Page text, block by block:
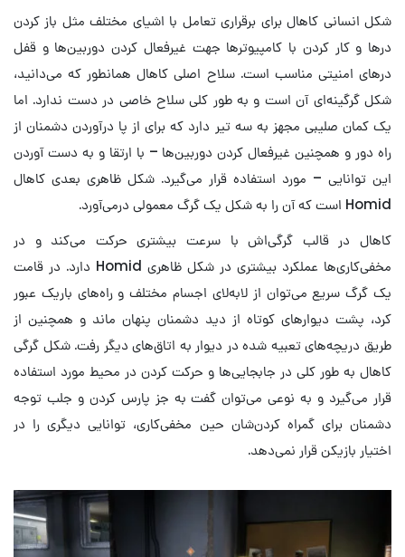
شکل انسانی کاهال برای برقراری تعامل با اشیای مختلف مثل باز کردن
درها و کار کردن با کامپیوترها جهت غیرفعال کردن دوربین‌ها و قفل
درهای امنیتی مناسب است. سلاح اصلی کاهال همانطور که می‌دانید،
شکل گرگینه‌ای آن است و به طور کلی سلاح خاصی در دست ندارد. اما
یک کمان صلیبی مجهز به سه تیر دارد که برای از پا درآوردن دشمنان از
راه دور و همچنین غیرفعال کردن دوربین‌ها – با ارتقا و به دست آوردن
این توانایی – مورد استفاده قرار می‌گیرد. شکل ظاهری بعدی کاهال
Homid است که آن را به شکل یک گرگ معمولی درمی‌آورد.
کاهال در قالب گرگی‌اش با سرعت بیشتری حرکت می‌کند و در
مخفی‌کاری‌ها عملکرد بیشتری در شکل ظاهری Homid دارد. در قامت
یک گرگ سریع می‌توان از لابه‌لای اجسام مختلف و راه‌های باریک عبور
کرد، پشت دیوارهای کوتاه از دید دشمنان پنهان ماند و همچنین از
طریق دریچه‌های تعبیه شده در دیوار به اتاق‌های دیگر رفت. شکل گرگی
کاهال به طور کلی در جابجایی‌ها و حرکت کردن در محیط مورد استفاده
قرار می‌گیرد و به نوعی می‌توان گفت به جز پارس کردن و جلب توجه
دشمنان برای گمراه کردن‌شان حین مخفی‌کاری، توانایی دیگری را در
اختیار بازیکن قرار نمی‌دهد.